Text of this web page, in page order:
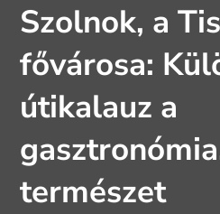
Szolnok, a
fővárosa:
útikalauz a
természet